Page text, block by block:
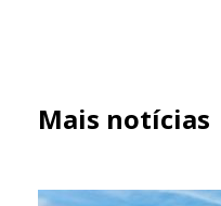
Mais notícias